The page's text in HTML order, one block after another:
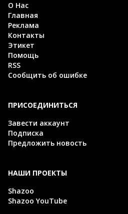
О Нас
Главная
Реклама
Контакты
Этикет
Помощь
RSS
Сообщить об ошибке
ПРИСОЕДИНИТЬСЯ
Завести аккаунт
Подписка
Предложить новость
НАШИ ПРОЕКТЫ
Shazoo
Shazoo YouTube